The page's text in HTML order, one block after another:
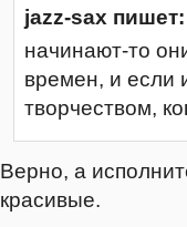
jazz-sax пишет:
начинают-то
времен, и если
творчеством,
Верно, а
красивые.